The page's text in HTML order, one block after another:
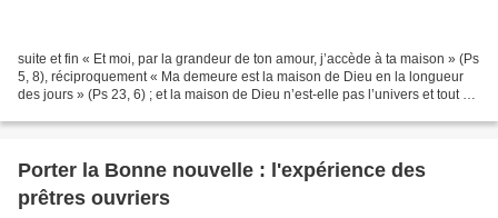
suite et fin « Et moi, par la grandeur de ton amour, j’accède à ta maison » (Ps
5, 8), réciproquement « Ma demeure est la maison de Dieu en la longueur
des jours » (Ps 23, 6) ; et la maison de Dieu n’est-elle pas l’univers et tout ce
Porter la Bonne nouvelle : l'expérience des
prêtres ouvriers